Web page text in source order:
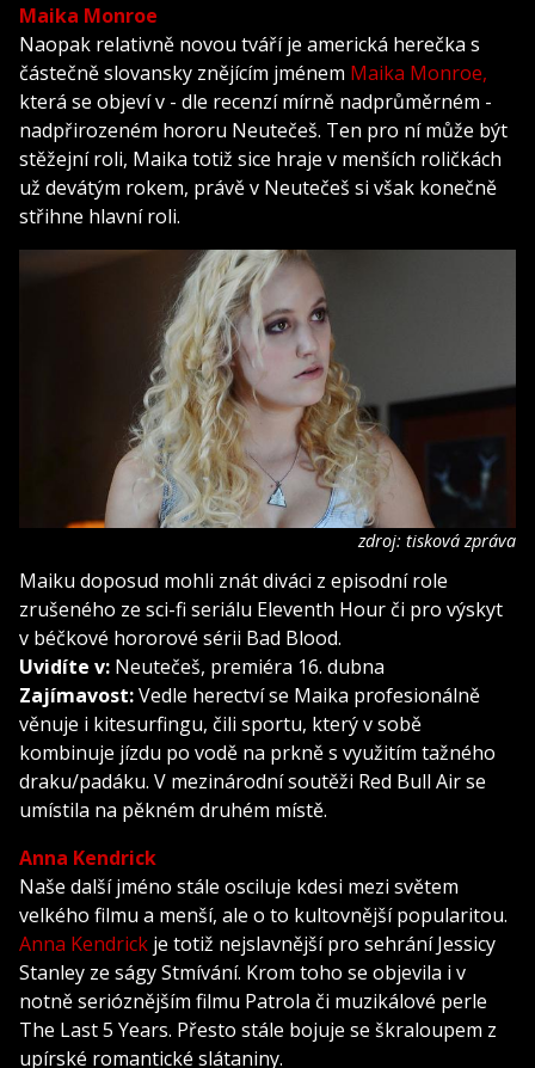
Maika Monroe
Naopak relativně novou tváří je americká herečka s
částečně slovansky znějícím jménem Maika Monroe,
která se objeví v - dle recenzí mírně nadprůměrném -
nadpřirozeném hororu Neutečeš. Ten pro ní může být
stěžejní roli, Maika totiž sice hraje v menších roličkách
už devátým rokem, právě v Neutečeš si však konečně
střihne hlavní roli.
zdroj: tisková zpráva
Maiku doposud mohli znát diváci z episodní role
zrušeného ze sci-fi seriálu Eleventh Hour či pro výskyt
v béčkové hororové sérii Bad Blood.
Uvidíte v: Neutečeš, premiéra 16. dubna
Zajímavost:Vedle herectví se Maika profesionálně
věnuje i kitesurfingu, čili sportu, který v sobě
kombinuje jízdu po vodě na prkně s využitím tažného
draku/padáku. V mezinárodní soutěži Red Bull Air se
umístila na pěkném druhém místě.
Anna Kendrick
Naše další jméno stále osciluje kdesi mezi světem
velkého filmu a menší, ale o to kultovnější popularitou.
Anna Kendrick je totiž nejslavnější pro sehrání Jessicy
Stanley ze ságy Stmívání. Krom toho se objevila i v
notně serióznějším filmu Patrola či muzikálové perle
The Last 5 Years. Přesto stále bojuje se škraloupem z
upírské romantické slátaniny.